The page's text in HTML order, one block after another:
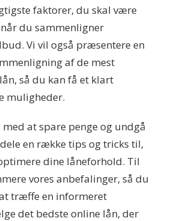
faktorer, du skal være
du sammenligner
Vi vil også præsentere en
af de mest
så du kan få et klart
muligheder.
at spare penge og undgå
en række tips og tricks til,
dine låneforhold. Til
vores anbefalinger, så du
træffe en informeret
det bedste online lån, der